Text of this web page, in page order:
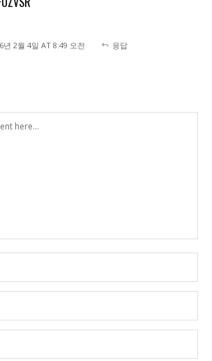
년 2월 4일 AT 8:49 오전 응답